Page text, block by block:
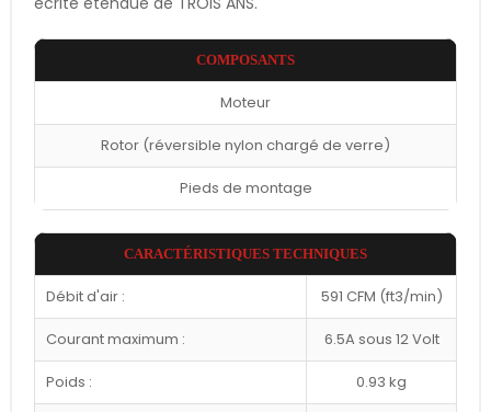
COMPOSANTS
Moteur
Rotor (réversible nylon chargé de verre)
Pieds de montage
CARACTÉRISTIQUES TECHNIQUES
Débit d'air : 591 CFM (ft3/min)
Courant maximum : 6.5A sous 12 Volt
Poids : 0.93 kg